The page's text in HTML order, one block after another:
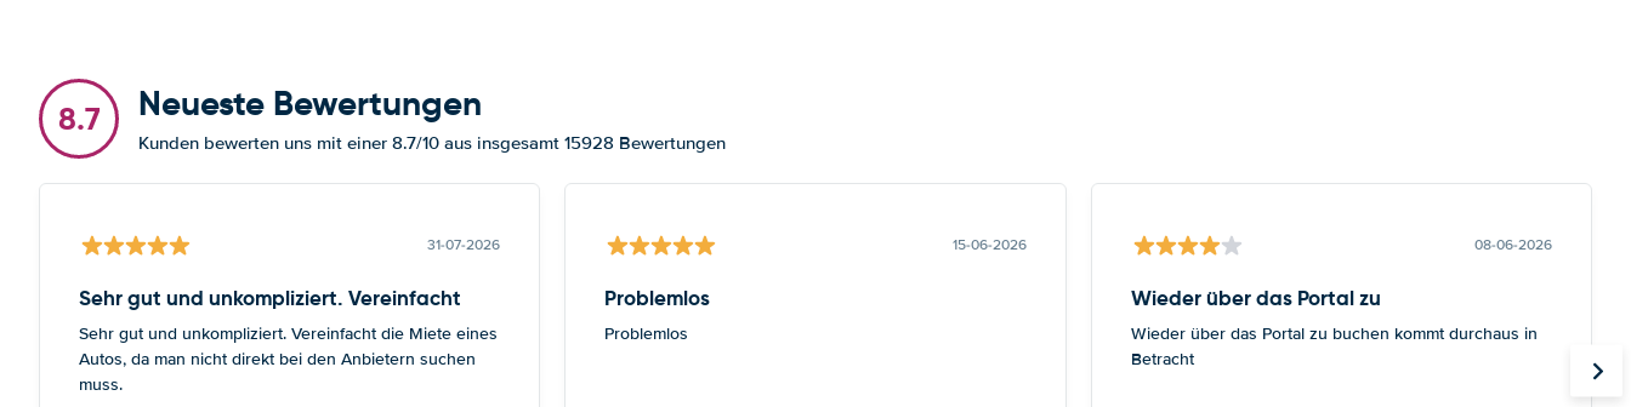
8.7 Neueste Bewertungen
Kunden bewerten uns mit einer 8.7/10 aus insgesamt 15928 Bewertungen
31-07-2026
Sehr gut und unkompliziert. Vereinfacht
Sehr gut und unkompliziert. Vereinfacht die Miete eines
Autos, da man nicht direkt bei den Anbietern suchen
muss.
15-06-2026
Problemlos
Problemlos
08-06-2026
Wieder über das Portal zu
Wieder über das Portal zu buchen kommt durchaus in
Betracht